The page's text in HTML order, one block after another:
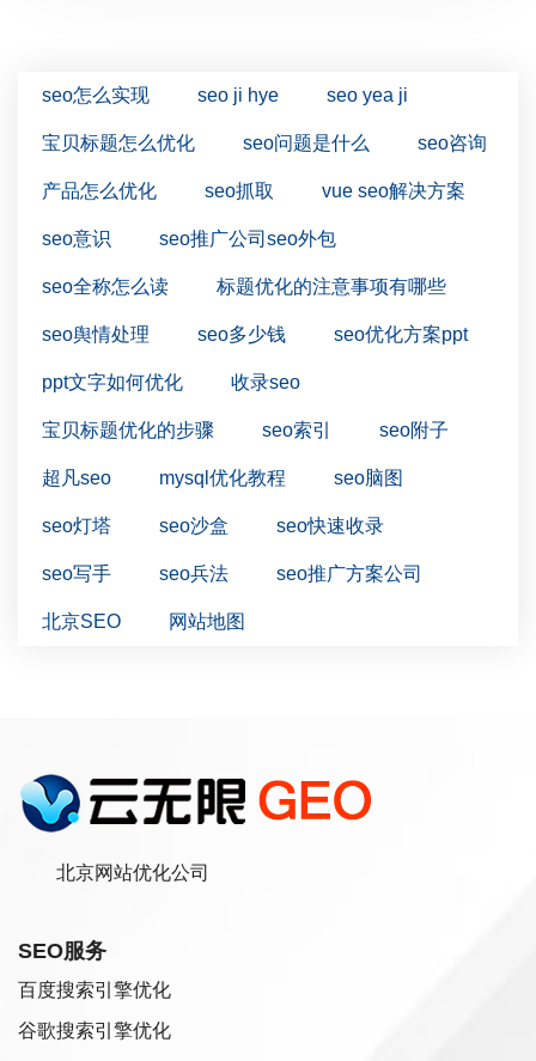
seo怎么实现 seo ji hye seo yea ji
宝贝标题怎么优化 seo问题是什么 seo咨询
产品怎么优化 seo抓取 vue seo解决方案
seo意识 seo推广公司seo外包
seo全称怎么读 标题优化的注意事项有哪些
seo舆情处理 seo多少钱 seo优化方案ppt
ppt文字如何优化 收录seo
宝贝标题优化的步骤 seo索引 seo附子
超凡seo mysql优化教程 seo脑图
seo灯塔 seo沙盒 seo快速收录
seo写手 seo兵法 seo推广方案公司
北京SEO 网站地图
北京网站优化公司
SEO服务
百度搜索引擎优化
谷歌搜索引擎优化